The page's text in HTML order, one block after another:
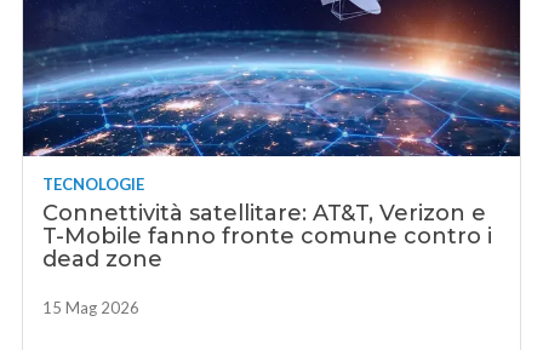
TECNOLOGIE
Connettività satellitare: AT&T, Verizon e
T-Mobile fanno fronte comune contro i
dead zone
15 Mag 2026